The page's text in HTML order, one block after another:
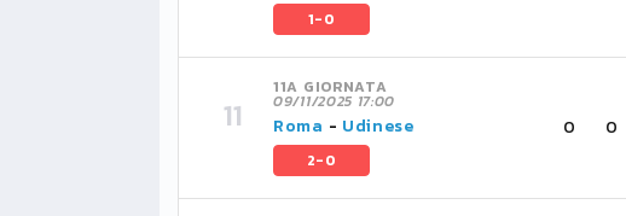
1-0
11A GIORNATA
09/11/2025 17:00
Roma - Udinese
2-0
0 0